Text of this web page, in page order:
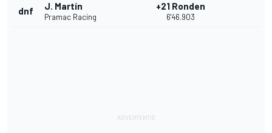
dnf J. Martín
Pramac Racing
+21 Ronden
6'46.903